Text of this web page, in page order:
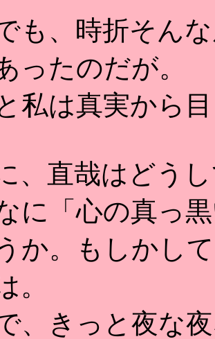
も、時折そん
ったのだが。
私は真実から
、直哉はどう
に「心の真っ
か。もしかし
。
、きっと夜な